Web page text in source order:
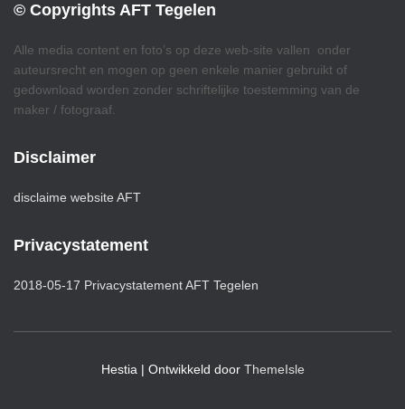
© Copyrights AFT Tegelen
Alle media content en foto’s op deze web-site vallen onder
auteursrecht en mogen op geen enkele manier gebruikt of
gedownload worden zonder schriftelijke toestemming van de
maker / fotograaf.
Disclaimer
disclaime website AFT
Privacystatement
2018-05-17 Privacystatement AFT Tegelen
Hestia | Ontwikkeld door ThemeIsle